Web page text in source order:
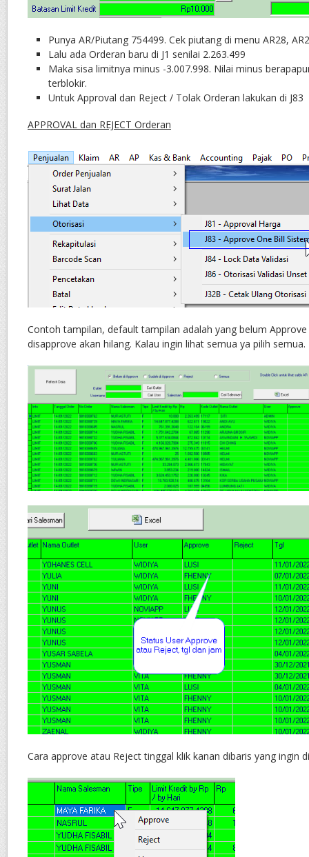
Punya AR/Piutang 754499. Cek piutang di menu AR28,
Lalu ada Orderan baru di J1 senilai 2.263.499
Maka sisa limitnya minus -3.007.998. Nilai minus
terblokir.
Untuk Approval dan Reject / Tolak Orderan lakukan di J83
APPROVAL dan REJECT Orderan
Contoh tampilan, default tampilan adalah yang belum
disapprove akan hilang. Kalau ingin lihat semua ya pilih semua.
Cara approve atau Reject tinggal klik kanan dibaris yang ingin